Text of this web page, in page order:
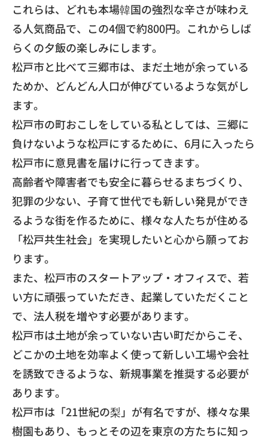
これらは、どれも本場韓国の強烈な辛さが味わえ
る人気商品で、 この4個で約800円。 これからしば
らくの夕飯の楽しみにします。
​松戸市と比べて三郷市は、まだ土地が余っている
ためか、 どんどん人口が伸びているような気がし
ます。
松戸市の町おこしをしている私としては、 三郷に
負けないような松戸にするために、 6月に入ったら
松戸市に意見書を届けに行ってきます。
高齢者や障害者でも安全に暮らせるまちづくり、
犯罪の少ない、 子育て世代でも新しい発見ができ
るような街を作るために、 様々な人たちが住める
「松戸共生社会」 を実現したいと心から願ってお
ります。
また、松戸市のスタートアップ・オフィスで、 若
い方に頑張っていただき、起業していただくこと
で、 法人税を増やす必要があります。
松戸市は土地が余っていない古い町だからこそ、
どこかの土地を効率よく使って新しい工場や会社
を誘致できるような、新規事業を推奨する必要が
あります。
松戸市は「21世紀の梨」が有名ですが、様々な果
樹園もあり、 もっとその辺を東京の方たちに知っ